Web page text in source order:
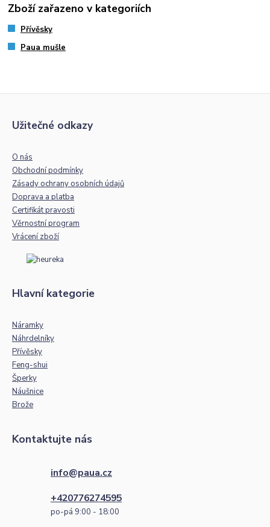
Zboží zařazeno v kategoriích
Přívěsky
Paua mušle
Užitečné odkazy
O nás
Obchodní podmínky
Zásady ochrany osobních údajů
Doprava a platba
Certifikát pravosti
Věrnostní program
Vrácení zboží
Hlavní kategorie
Náramky
Náhrdelníky
Přívěsky
Feng-shui
Šperky
Náušnice
Brože
Kontaktujte nás
info@paua.cz
+420776274595
po-pá 9:00 - 18:00